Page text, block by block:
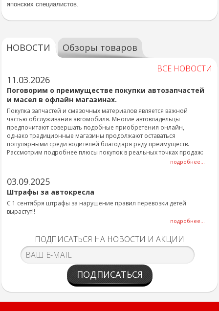
японских специалистов.
НОВОСТИ Обзоры товаров
ВСЕ НОВОСТИ
11.03.2026
Поговорим о преимуществе покупки автозапчастей
и масел в офлайн магазинах.
Покупка запчастей и смазочных материалов является важной
частью обслуживания автомобиля. Многие автовладельцы
предпочитают совершать подобные приобретения онлайн,
однако традиционные магазины продолжают оставаться
популярными среди водителей благодаря ряду преимуществ.
Рассмотрим подробнее плюсы покупок в реальных точках продаж:
подробнее...
03.09.2025
Штрафы за автокресла
С 1 сентября штрафы за нарушение правил перевозки детей
вырастут!!
подробнее...
ПОДПИСАТЬСЯ НА НОВОСТИ И АКЦИИ
ПОДПИСАТЬСЯ